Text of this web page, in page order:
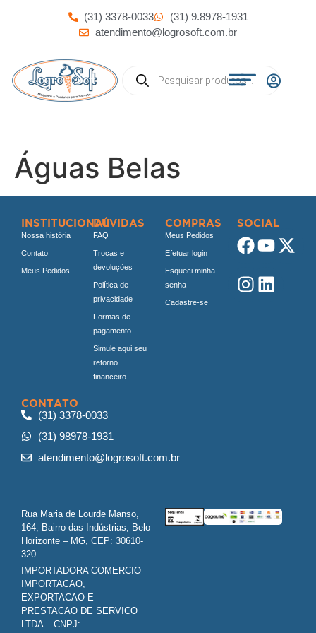
(31) 3378-0033
(31) 9.8978-1931
atendimento@logrosoft.com.br
Águas Belas
INSTITUCIONAL
Nossa história
Contato
Meus Pedidos
DÚVIDAS
FAQ
Trocas e
devoluções
Política de
privacidade
Formas de
pagamento
Simule aqui seu
retorno
financeiro
COMPRAS
Meus Pedidos
Efetuar login
Esqueci minha
senha
Cadastre-se
SOCIAL
CONTATO
(31) 3378-0033
(31) 98978-1931
atendimento@logrosoft.com.br
Rua Maria de Lourde Manso,
164, Bairro das Indústrias, Belo
Horizonte – MG, CEP: 30610-
320
IMPORTADORA COMERCIO
IMPORTACAO,
EXPORTACAO E
PRESTACAO DE SERVICO
LTDA – CNPJ: